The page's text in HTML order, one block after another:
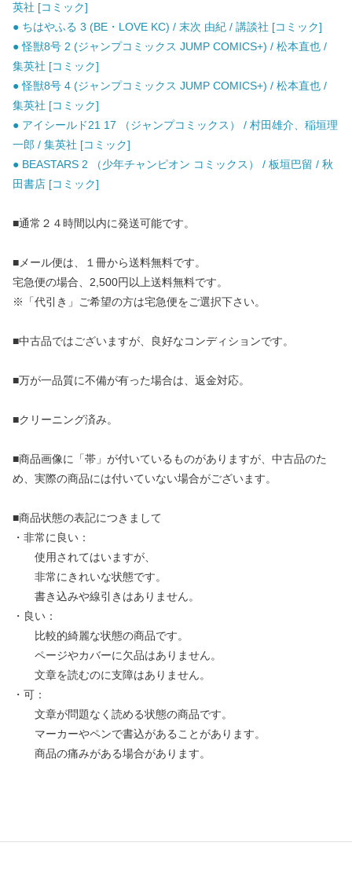
英社 [コミック]
● ちはやふる 3 (BE・LOVE KC) / 末次 由紀 / 講談社 [コミック]
● 怪獣8号 2 (ジャンプコミックス JUMP COMICS+) / 松本直也 /
集英社 [コミック]
● 怪獣8号 4 (ジャンプコミックス JUMP COMICS+) / 松本直也 /
集英社 [コミック]
● アイシールド21 17 （ジャンプコミックス） / 村田雄介、稲垣理
一郎 / 集英社 [コミック]
● BEASTARS 2 （少年チャンピオン コミックス） / 板垣巴留 / 秋
田書店 [コミック]
■通常２４時間以内に発送可能です。
■メール便は、１冊から送料無料です。
宅急便の場合、2,500円以上送料無料です。
※「代引き」ご希望の方は宅急便をご選択下さい。
■中古品ではございますが、良好なコンディションです。
■万が一品質に不備が有った場合は、返金対応。
■クリーニング済み。
■商品画像に「帯」が付いているものがありますが、中古品のた
め、実際の商品には付いていない場合がございます。
■商品状態の表記につきまして
・非常に良い：
使用されてはいますが、
非常にきれいな状態です。
書き込みや線引きはありません。
・良い：
比較的綺麗な状態の商品です。
ページやカバーに欠品はありません。
文章を読むのに支障はありません。
・可：
文章が問題なく読める状態の商品です。
マーカーやペンで書込があることがあります。
商品の痛みがある場合があります。